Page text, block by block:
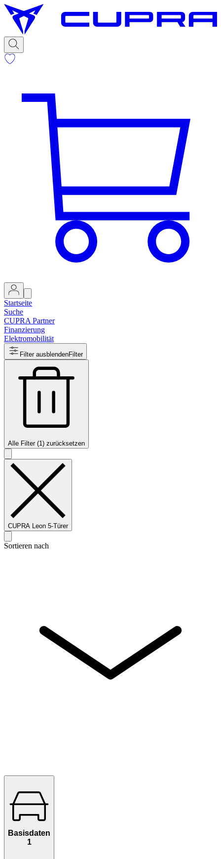
Startseite
Suche
CUPRA Partner
Finanzierung
Elektromobilität
Filter ausblendenFilter
Alle Filter (1) zurücksetzen
CUPRA Leon 5-Türer
Sortieren nach
Basisdaten
1